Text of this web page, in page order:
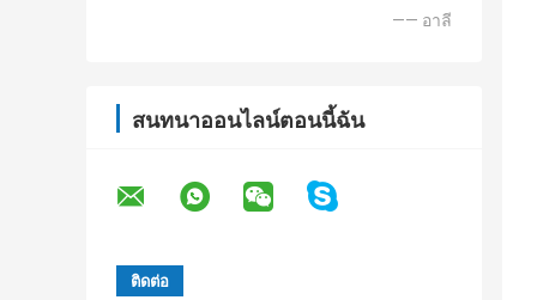
—— อาลี
สนทนาออนไลน์ตอนนี้ฉัน